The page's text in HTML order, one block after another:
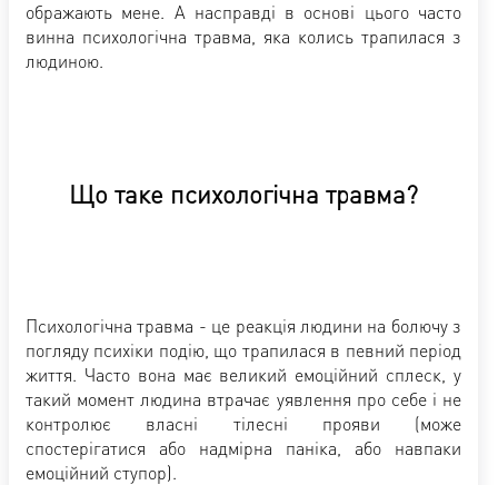
ображають мене. А насправді в основі цього часто
винна психологічна травма, яка колись трапилася з
людиною.
Що таке психологічна травма?
Психологічна травма - це реакція людини на болючу з
погляду психіки подію, що трапилася в певний період
життя. Часто вона має великий емоційний сплеск, у
такий момент людина втрачає уявлення про себе і не
контролює власні тілесні прояви (може
спостерігатися або надмірна паніка, або навпаки
емоційний ступор).